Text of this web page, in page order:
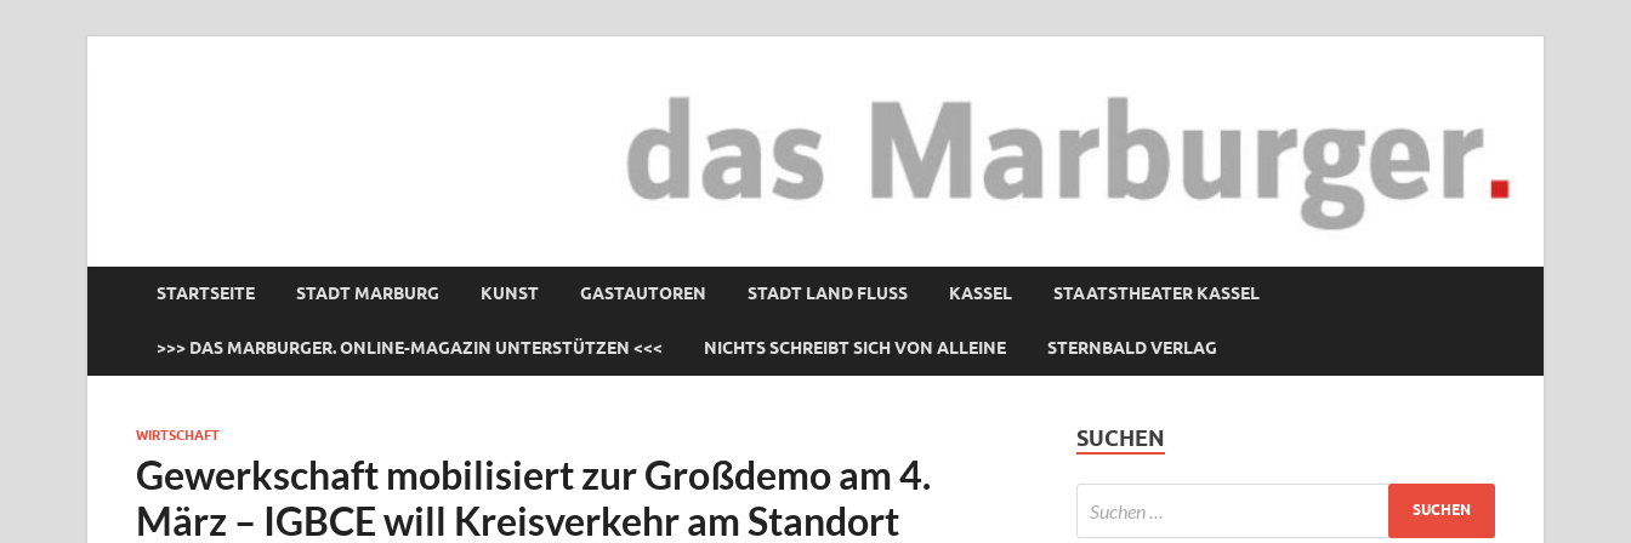
STARTSEITE STADT MARBURG KUNST GASTAUTOREN STADT LAND FLUSS KASSEL STAATSTHEATER KASSEL
>>> DAS MARBURGER. ONLINE-MAGAZIN UNTERSTÜTZEN <<< NICHTS SCHREIBT SICH VON ALLEINE STERNBALD VERLAG
WIRTSCHAFT
Gewerkschaft mobilisiert zur Großdemo am 4.
März – IGBCE will Kreisverkehr am Standort
SUCHEN